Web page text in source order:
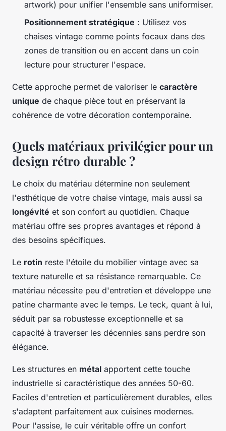
artwork) pour unifier l'ensemble sans uniformiser.
Positionnement stratégique : Utilisez vos
chaises vintage comme points focaux dans des
zones de transition ou en accent dans un coin
lecture pour structurer l'espace.
Cette approche permet de valoriser le caractère
unique de chaque pièce tout en préservant la
cohérence de votre décoration contemporaine.
Quels matériaux privilégier pour un
design rétro durable ?
Le choix du matériau détermine non seulement
l'esthétique de votre chaise vintage, mais aussi sa
longévité et son confort au quotidien. Chaque
matériau offre ses propres avantages et répond à
des besoins spécifiques.
Le rotin reste l'étoile du mobilier vintage avec sa
texture naturelle et sa résistance remarquable. Ce
matériau nécessite peu d'entretien et développe une
patine charmante avec le temps. Le teck, quant à lui,
séduit par sa robustesse exceptionnelle et sa
capacité à traverser les décennies sans perdre son
élégance.
Les structures en métal apportent cette touche
industrielle si caractéristique des années 50-60.
Faciles d'entretien et particulièrement durables, elles
s'adaptent parfaitement aux cuisines modernes.
Pour l'assise, le cuir véritable offre un confort